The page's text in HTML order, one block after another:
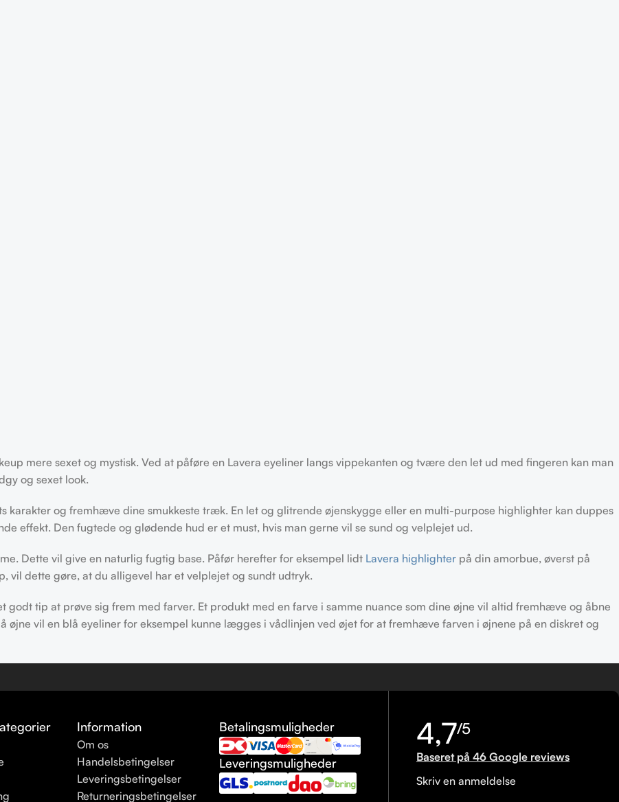
mere sexet og mystisk. Ved at påføre en Lavera eyeliner langs vippekanten og tvære den let ud med fingeren kan man
og sexet look.
karakter og fremhæve dine smukkeste træk. En let og glitrende øjenskygge eller en multi-purpose highlighter kan duppes
effekt. Den fugtede og glødende hud er et must, hvis man gerne vil se sund og velplejet ud.
Dette vil give en naturlig fugtig base. Påfør herefter for eksempel lidt Lavera highlighter på din amorbue, øverst på
vil dette gøre, at du alligevel har et velplejet og sundt udtryk.
godt tip at prøve sig frem med farver. Et produkt med en farve i samme nuance som dine øjne vil altid fremhæve og åbne
øjne vil en blå eyeliner for eksempel kunne lægges i vådlinjen ved øjet for at fremhæve farven i øjnene på en diskret og
Information
Om os
Handelsbetingelser
Leveringsbetingelser
Returneringsbetingelser
Betalingsmuligheder
Leveringsmuligheder
4,7/5
Baseret på 46 Google reviews
Skriv en anmeldelse